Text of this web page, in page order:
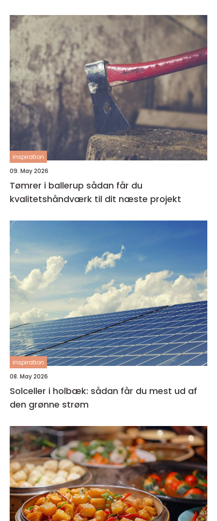
inspiration
09. May 2026
Tømrer i ballerup sådan får du
kvalitetshåndværk til dit næste projekt
inspiration
08. May 2026
Solceller i holbæk: sådan får du mest ud af
den grønne strøm